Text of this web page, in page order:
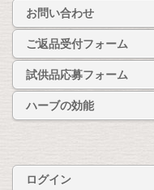
お問い合わせ
ご返品受付フォーム
試供品応募フォーム
ハーブの効能
ログイン